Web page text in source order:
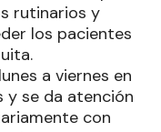
rutinarios y
los pacientes
a viernes en
y se da atención
con